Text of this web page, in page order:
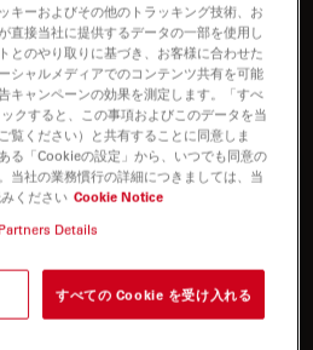
すか？
ください
Price
内容および見積
キーおよびその他のトラッキング技術、お
直接当社に提供するデータの一部を使用し
とのやり取りに基づき、お客様に合わせた
シャルメディアでのコンテンツ共有を可能
キャンペーンの効果を測定します。「すべ
クすると、この事項およびこのデータを当
覧ください）と共有することに同意しま
る「Cookieの設定」から、いつでも同意の
当社の業務慣行の詳細につきましては、当
ください Cookie Notice
Details
すべての Cookie を受け入れる